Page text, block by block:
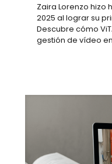
Zaira Lorenzo hizo
2025 al lograr su
Descubre cómo
gestión de vídeo